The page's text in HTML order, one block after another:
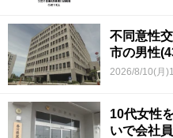
不同意性
市の男性
2026/8/10(月
10代女性
いで会社